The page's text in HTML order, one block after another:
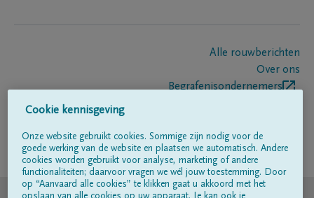
Alle rouwberichten
Over ons
Begrafenisondernemers
Volg ons op
© DELA
Cookie kennisgeving
Onze website gebruikt cookies. Sommige zijn nodig voor de
goede werking van de website en plaatsen we automatisch. Andere
cookies worden gebruikt voor analyse, marketing of andere
functionaliteiten; daarvoor vragen we wél jouw toestemming. Door
op “Aanvaard alle cookies” te klikken gaat u akkoord met het